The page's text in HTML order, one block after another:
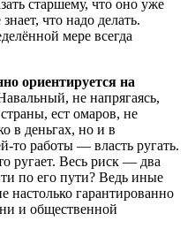
старшему, что оно уже
что надо делать.
мере всегда
ориентируется на
не напрягаясь,
ест омаров, не
в деньгах, но и в
то работы — власть ругать.
ругает. Весь риск — два
по его пути? Ведь иные
настолько гарантированно
и общественной